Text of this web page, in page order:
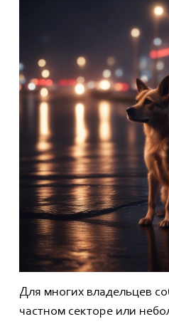
Для многих владельцев
частном секторе или